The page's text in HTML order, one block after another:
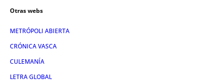
Otras webs
METRÓPOLI ABIERTA
CRÓNICA VASCA
CULEMANÍA
LETRA GLOBAL